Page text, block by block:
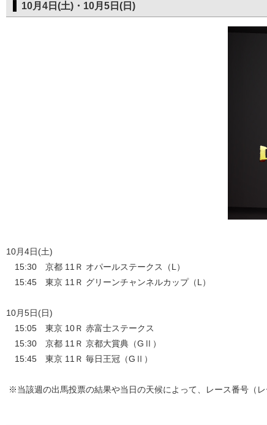
10月4日(土)・10月5日(日)
10月4日(土)
15:30 京都 11Ｒ オパールステークス（L）
15:45 東京 11Ｒ グリーンチャンネルカップ（L）
10月5日(日)
15:05 東京 10Ｒ 赤富士ステークス
15:30 京都 11Ｒ 京都大賞典（GⅡ）
15:45 東京 11Ｒ 毎日王冠（GⅡ）
※当該週の出馬投票の結果や当日の天候によって、レース番号（